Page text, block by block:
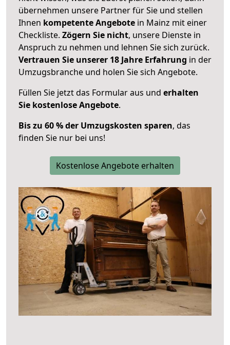
übernehmen unsere Partner für Sie und stellen
Ihnen kompetente Angebote in Mainz mit einer
Checkliste. Zögern Sie nicht, unsere Dienste in
Anspruch zu nehmen und lehnen Sie sich zurück.
Vertrauen Sie unserer 18 Jahre Erfahrung in der
Umzugsbranche und holen Sie sich Angebote.
Füllen Sie jetzt das Formular aus und erhalten
Sie kostenlose Angebote.
Bis zu 60 % der Umzugskosten sparen, das
finden Sie nur bei uns!
Kostenlose Angebote erhalten